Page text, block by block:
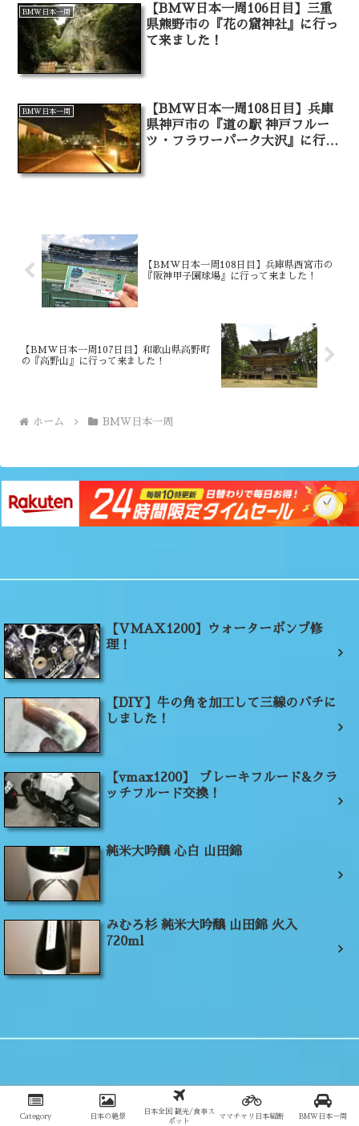
BMW日本一周
【BMW日本一周106日目】三重
県熊野市の『花の窟神社』に行っ
て来ました！
BMW日本一周
【BMW日本一周108日目】兵庫
県神戸市の『道の駅 神戸フルー
ツ・フラワーパーク大沢』に行っ
【BMW日本一周108日目】兵庫県西宮市の
『阪神甲子園球場』に行って来ました！
【BMW日本一周107日目】和歌山県高野町
の『高野山』に行って来ました！
ホーム BMW日本一周
【VMAX1200】ウォーターポンプ修
理！
【DIY】牛の角を加工して三線のバチに
しました！
【vmax1200】 ブレーキフルード&クラ
ッチフルード交換！
純米大吟醸 心白 山田錦
みむろ杉 純米大吟醸 山田錦 火入
720ml
『よしぷりが制覇した都道府県はこちら！』
Category 日本の絶景
日本全国 観光/食事ス
ポット
ママチャリ日本縦断 BMW日本一周